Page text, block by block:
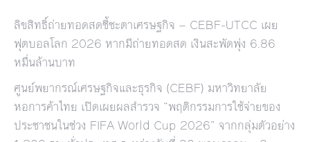
ลิขสิทธิ์ถ่ายทอดสดชี้ชะตาเศรษฐกิจ — CEBF-UTCC เผย
ฟุตบอลโลก 2026 หากมีถ่ายทอดสด เงินสะพัดพุ่ง 6.86
หมื่นล้านบาท
ศูนย์พยากรณ์เศรษฐกิจและธุรกิจ (CEBF) มหาวิทยาลัย
หอการค้าไทย เปิดเผยผลสำรวจ “พฤติกรรมการใช้จ่ายของ
ประชาชนในช่วง FIFA World Cup 2026” จากกลุ่มตัวอย่าง